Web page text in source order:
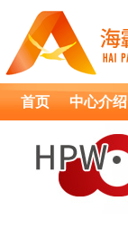
首页 中心介绍